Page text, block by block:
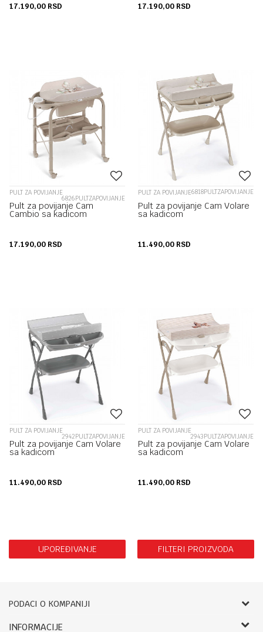
17.190,00 RSD 17.190,00 RSD
PULT ZA POVIJANJE
6826PULTZAPOVIJANJE
Pult za povijanje Cam
Cambio sa kadicom
17.190,00 RSD
PULT ZA POVIJANJE6818PULTZAPOVIJANJE
Pult za povijanje Cam Volare
sa kadicom
11.490,00 RSD
PULT ZA POVIJANJE
2942PULTZAPOVIJANJE
Pult za povijanje Cam Volare
sa kadicom
11.490,00 RSD
PULT ZA POVIJANJE
2943PULTZAPOVIJANJE
Pult za povijanje Cam Volare
sa kadicom
11.490,00 RSD
UPOREĐIVANJE FILTERI PROIZVODA
PODACI O KOMPANIJI
Bebbco
INFORMACIJE